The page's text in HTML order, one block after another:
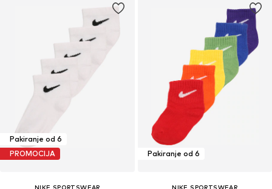
Pakiranje od 6
PROMOCIJA
NIKE SPORTSWEAR
Pakiranje od 6
NIKE SPORTSWEAR